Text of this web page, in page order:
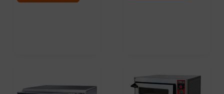
,
.